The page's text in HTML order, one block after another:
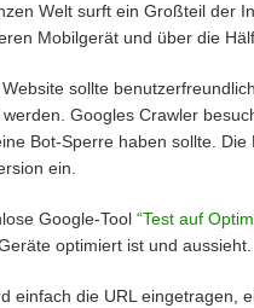
Welt surft ein Großteil der
Mobilgerät und über die
sollte
Googles Crawler
Bot-Sperre haben sollte.
ein.
Google-Tool “Test auf
optimiert ist und aussieht.
einfach die URL eingetragen,